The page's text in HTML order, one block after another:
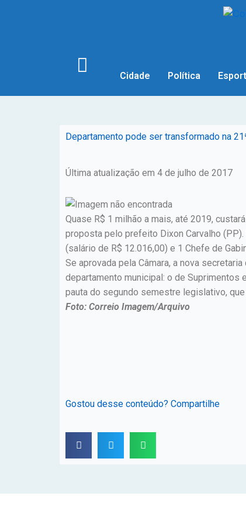
Cidade Política
Departamento pode ser transformado na
Última atualização em 4 de julho de 2017
Quase R$ 1 milhão a mais, até 2019,
proposta pelo prefeito Dixon Carvalho (PP).
(salário de R$ 12.016,00) e 1 Chefe de
Se aprovada pela Câmara, a nova
departamento municipal: o de Suprimentos
pauta do segundo semestre legislativo,
Foto: Correio Imagem/Arquivo
Gostou desse conteúdo? Compartilhe